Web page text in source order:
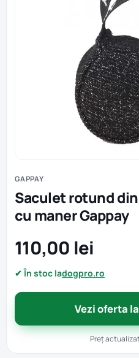
GAPPAY
Saculet rotund
cu maner Gappay
110,00 lei
✔ În stoc ladogpro.ro
Vezi oferta
Preț